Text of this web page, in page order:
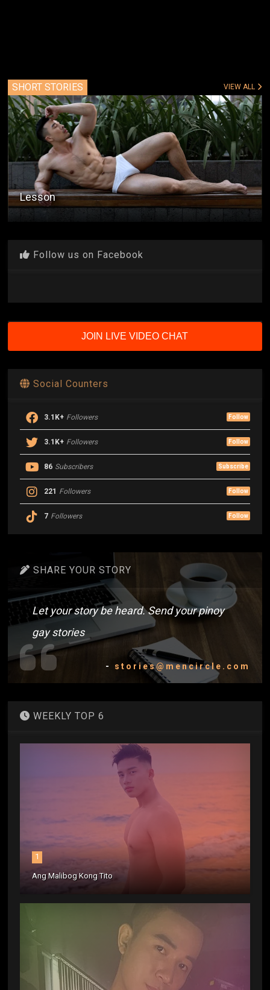
SHORT STORIES VIEW ALL
Lesson
Follow us on Facebook
JOIN LIVE VIDEO CHAT
Social Counters
3.1K+ Followers Follow
3.1K+ Followers Follow
86 Subscribers Subscribe
221 Followers Follow
7 Followers Follow
SHARE YOUR STORY
Let your story be heard. Send your pinoy
gay stories
- stories@mencircle.com
WEEKLY TOP 6
1
Ang Malibog Kong Tito